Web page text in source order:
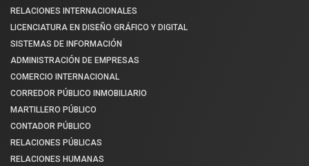
RELACIONES INTERNACIONALES
LICENCIATURA EN DISEÑO GRÁFICO Y DIGITAL
SISTEMAS DE INFORMACIÓN
ADMINISTRACIÓN DE EMPRESAS
COMERCIO INTERNACIONAL
CORREDOR PÚBLICO INMOBILIARIO
MARTILLERO PÚBLICO
CONTADOR PÚBLICO
RELACIONES PÚBLICAS
RELACIONES HUMANAS